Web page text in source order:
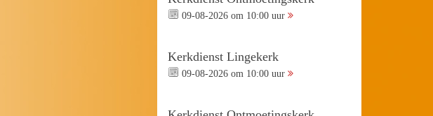
09-08-2026 om 10:00 uur
Kerkdienst Lingekerk
09-08-2026 om 10:00 uur